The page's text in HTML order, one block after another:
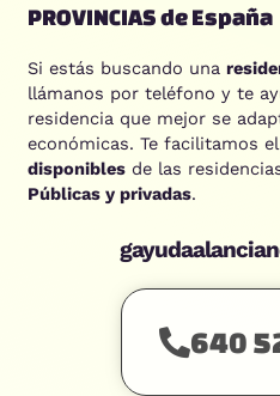
PROVINCIAS de España
Si estás buscando una
llámanos por teléfono y te
residencia que mejor se
económicas. Te facilitamos el
disponibles de las
Públicas y privadas.
640